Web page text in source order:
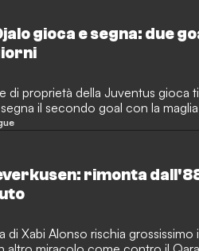
gioca e segna: due
di proprietà della Juventus gioca
il secondo goal con la
rimonta
di Xabi Alonso rischia grossissimo